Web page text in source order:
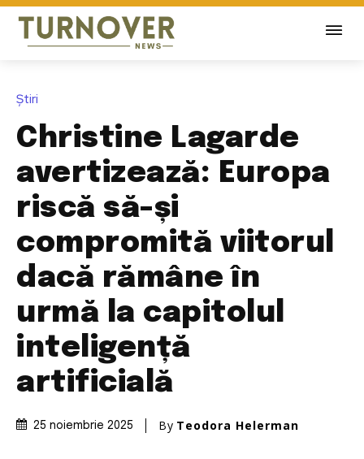
Știri
Christine Lagarde
avertizează: Europa
riscă să-și
compromită viitorul
dacă rămâne în
urmă la capitolul
inteligență
artificială
25 noiembrie 2025 By Teodora Helerman